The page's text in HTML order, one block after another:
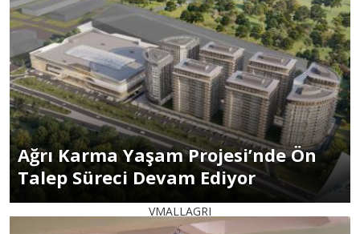
Ağrı Karma Yaşam Projesi’nde Ön
Talep Süreci Devam Ediyor
VMALLAGRI